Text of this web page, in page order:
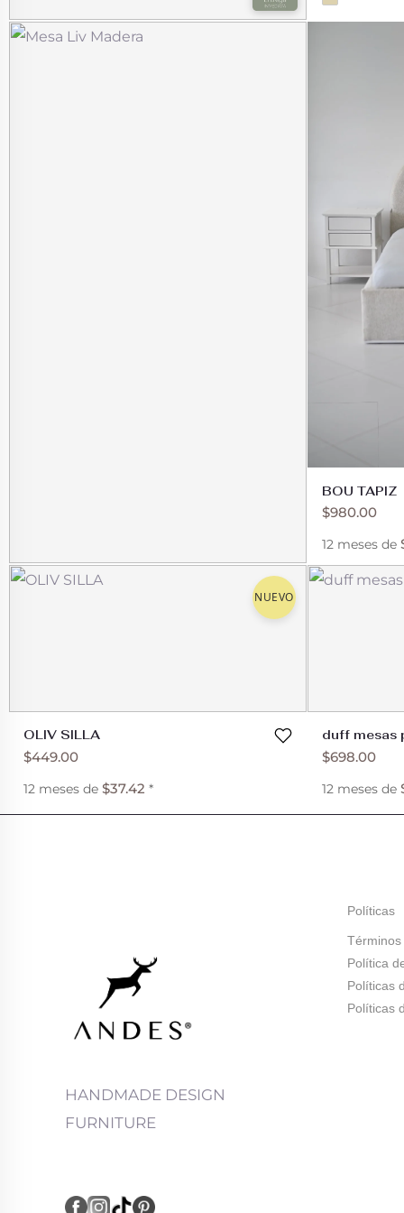
katzd butaca
Mesa Liv Madera
BOU TAPIZ
$980.00
12 meses de
NUEVO
OLIV SILLA
$449.00
12 meses de $37.42 *
duff mesas
$698.00
12 meses de
HANDMADE DESIGN
FURNITURE
Políticas
Términos
Política
Políticas
Políticas